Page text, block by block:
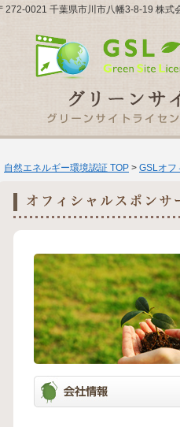
272-0021 千葉県市川市八幡3-8-19 株式
自然エネルギー環境認証 TOP > GSLオフ